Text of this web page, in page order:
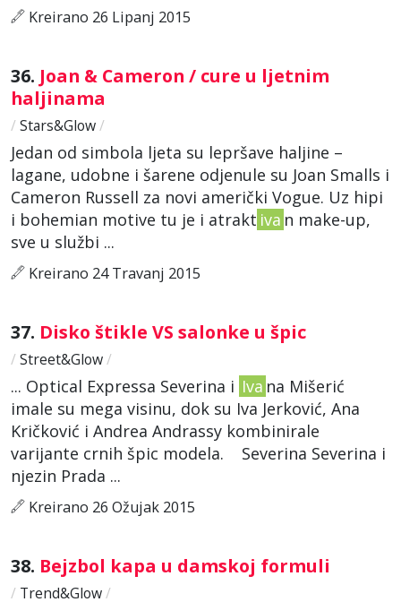
Kreirano 26 Lipanj 2015
36. Joan & Cameron / cure u ljetnim
haljinama
/ Stars&Glow/
Jedan od simbola ljeta su lepršave haljine –
lagane, udobne i šarene odjenule su Joan Smalls i
Cameron Russell za novi američki Vogue. Uz hipi
i bohemian motive tu je i atrakt iva n make-up,
sve u službi ...
Kreirano 24 Travanj 2015
37. Disko štikle VS salonke u špic
/ Street&Glow/
... Optical Expressa Severina i Iva na Mišerić
imale su mega visinu, dok su Iva Jerković, Ana
Kričković i Andrea Andrassy kombinirale
varijante crnih špic modela. Severina Severina i
njezin Prada ...
Kreirano 26 Ožujak 2015
38. Bejzbol kapa u damskoj formuli
/ Trend&Glow/